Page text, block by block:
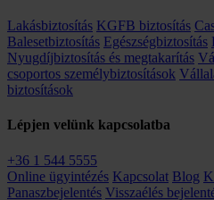
Lakásbiztosítás KGFB biztosítás
Balesetbiztosítás Egészségbiztosítás
Nyugdíjbiztosítás és megtakarítás
csoportos személybiztosítások
biztosítások
Lépjen velünk kapcsolatba
+36 1 544 5555
Online ügyintézés Kapcsolat Blog
Panaszbejelentés Visszaélés